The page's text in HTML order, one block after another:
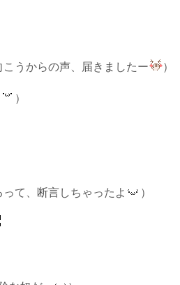
こうからの声、届きましたー ）
）
って、断言しちゃったよ ）